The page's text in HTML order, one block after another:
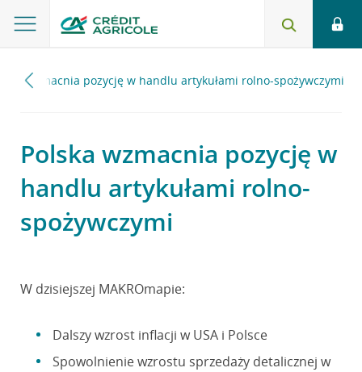
wzmacnia pozycję w handlu artykułami rolno-spożywczymi
Polska wzmacnia pozycję w
handlu artykułami rolno-
spożywczymi
W dzisiejszej MAKROmapie:
Dalszy wzrost inflacji w USA i Polsce
Spowolnienie wzrostu sprzedaży detalicznej w